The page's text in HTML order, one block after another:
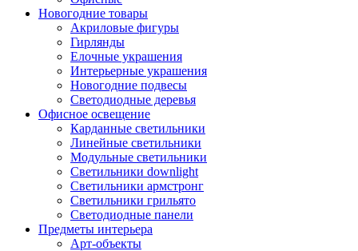
Новогодние товары
Акриловые фигуры
Гирлянды
Елочные украшения
Интерьерные украшения
Новогодние подвесы
Светодиодные деревья
Офисное освещение
Карданные светильники
Линейные светильники
Модульные светильники
Светильники downlight
Светильники армстронг
Светильники грильято
Светодиодные панели
Предметы интерьера
Арт-объекты